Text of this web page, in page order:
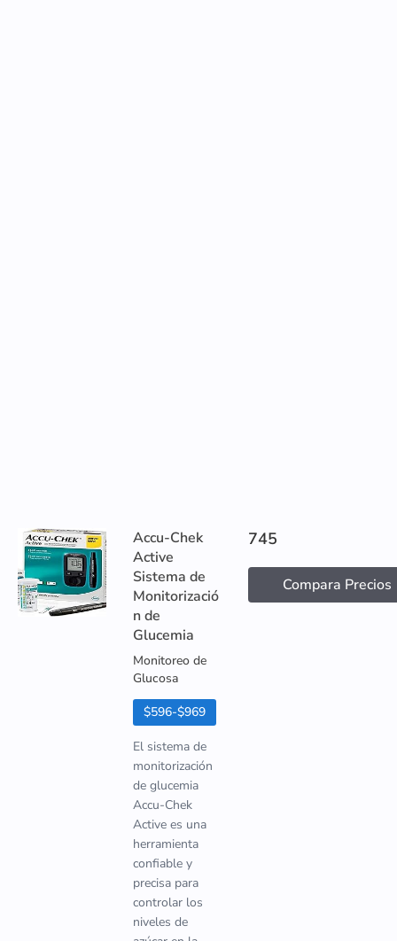
Accu-Chek
Active
Sistema de
Monitorizació
n de
Glucemia
Monitoreo de
Glucosa
$596-$969
El sistema de
monitorización
de glucemia
Accu-Chek
Active es una
herramienta
confiable y
precisa para
controlar los
niveles de
745
Compara Precios